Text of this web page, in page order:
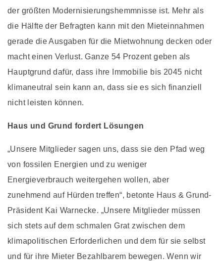
der größten Modernisierungshemmnisse ist. Mehr als
die Hälfte der Befragten kann mit den Mieteinnahmen
gerade die Ausgaben für die Mietwohnung decken oder
macht einen Verlust. Ganze 54 Prozent geben als
Hauptgrund dafür, dass ihre Immobilie bis 2045 nicht
klimaneutral sein kann an, dass sie es sich finanziell
nicht leisten können.
Haus und Grund fordert Lösungen
„Unsere Mitglieder sagen uns, dass sie den Pfad weg
von fossilen Energien und zu weniger
Energieverbrauch weitergehen wollen, aber
zunehmend auf Hürden treffen“, betonte Haus & Grund-
Präsident Kai Warnecke. „Unsere Mitglieder müssen
sich stets auf dem schmalen Grat zwischen dem
klimapolitischen Erforderlichen und dem für sie selbst
und für ihre Mieter Bezahlbarem bewegen. Wenn wir